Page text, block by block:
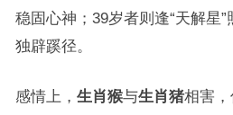
稳固心神；39岁者则逢“天解星
独辟蹊径。
感情上， 生肖猴与生肖猪相害